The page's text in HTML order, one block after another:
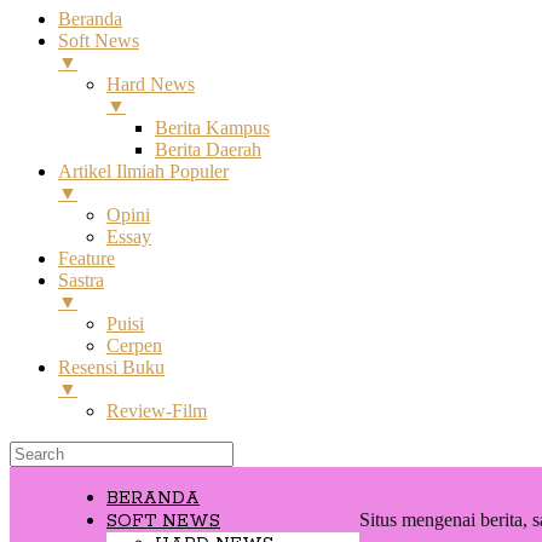
Beranda
Soft News
▼
Hard News
▼
Berita Kampus
Berita Daerah
Artikel Ilmiah Populer
▼
Opini
Essay
Feature
Sastra
▼
Puisi
Cerpen
Resensi Buku
▼
Review-Film
BERANDA
SOFT NEWS
Situs mengenai berita,